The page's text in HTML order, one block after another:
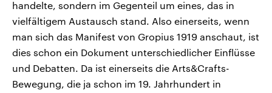
handelte, sondern im Gegenteil um eines, das in
vielfältigem Austausch stand. Also einerseits, wenn
man sich das Manifest von Gropius 1919 anschaut, ist
dies schon ein Dokument unterschiedlicher Einflüsse
und Debatten. Da ist einerseits die Arts&Crafts-
Bewegung, die ja schon im 19. Jahrhundert in